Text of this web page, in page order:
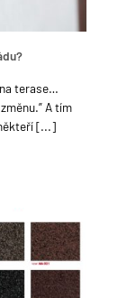
terase…
A tím
[...]